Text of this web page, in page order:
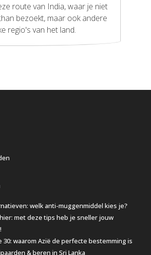
route van India, waar je niet
bezoekt, maar ook andere
regio's van het land.
welk anti-muggenmiddel kies je?
met deze tips heb je sneller jouw
waarom Azië de perfecte bestemming is
& beren in Sri Lanka